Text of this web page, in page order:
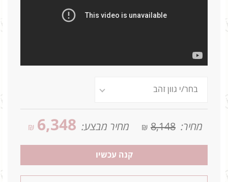
מחיר: 8,148
₪ מחיר מבצע: 6,348
₪
קנה עכשיו